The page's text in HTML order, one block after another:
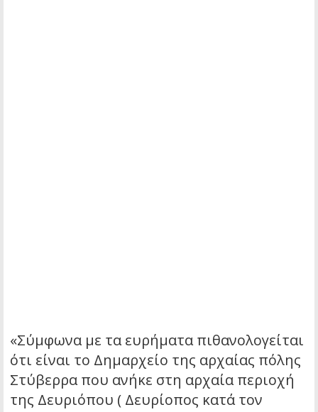
«Σύμφωνα με τα ευρήματα πιθανολογείται
ότι είναι το Δημαρχείο της αρχαίας πόλης
Στύβερρα που ανήκε στη αρχαία περιοχή
της Δευριόπου ( Δευρίοπος κατά τον